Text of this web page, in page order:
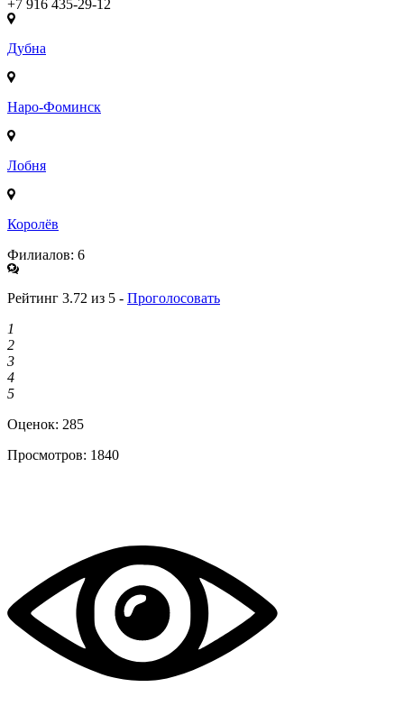
+7 916 435-29-12
Дубна
Наро-Фоминск
Лобня
Королёв
Филиалов: 6
Рейтинг 3.72 из 5 - Проголосовать
1
2
3
4
5
Оценок: 285
Просмотров: 1840